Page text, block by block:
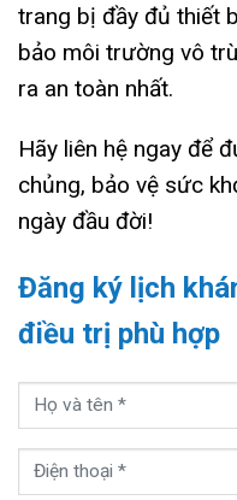
trang bị đầy đủ thiết
bảo môi trường vô
ra an toàn nhất.
Hãy liên hệ ngay để
chủng, bảo vệ sức
ngày đầu đời!
Đăng ký lịch
điều trị phù hợp